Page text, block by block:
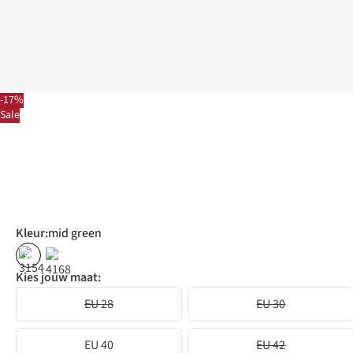
-17%
Sale
Kleur:mid green
% %
Kies jouw maat:
EU 28
EU 30
EU 40 EU 42